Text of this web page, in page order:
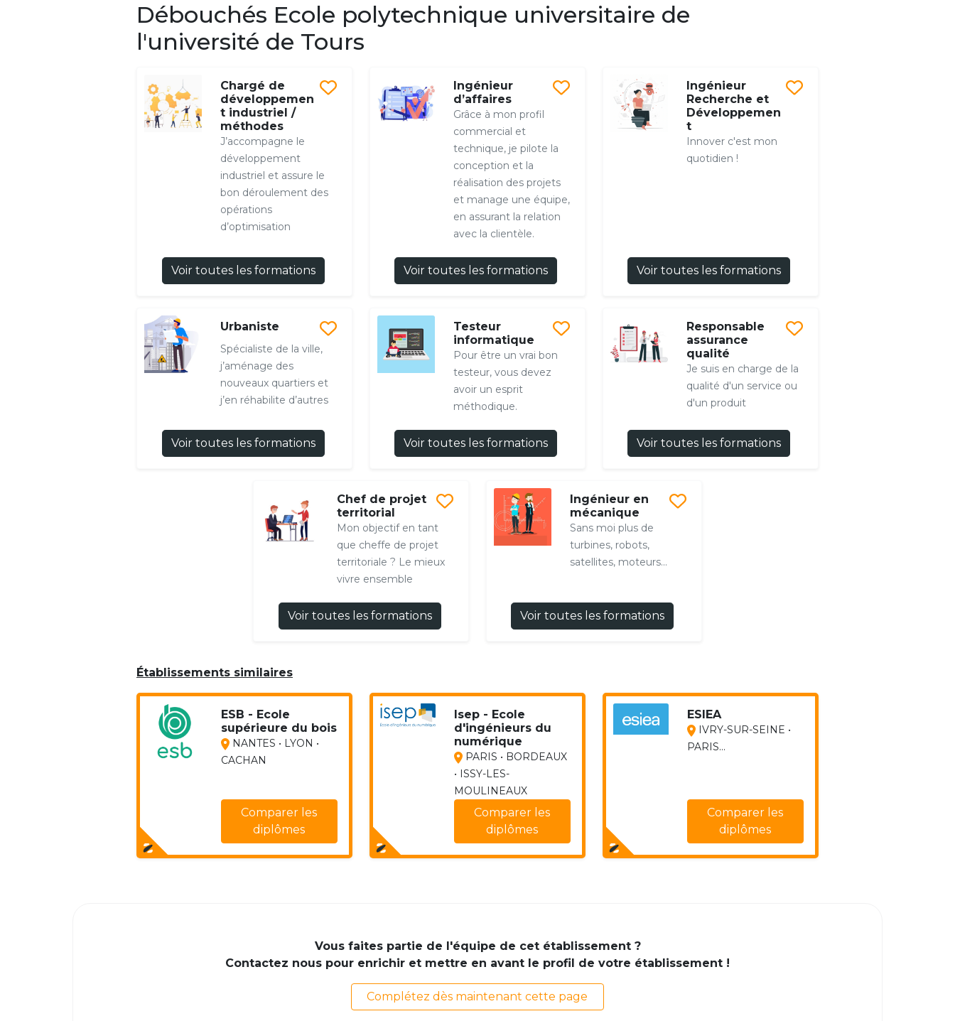
Débouchés Ecole polytechnique universitaire de
l'université de Tours
Chargé de
développemen
t industriel /
méthodes
J’accompagne le
développement
industriel et assure le
bon déroulement des
opérations
d’optimisation
Voir toutes les formations
Ingénieur
d’affaires
Grâce à mon profil
commercial et
technique, je pilote la
conception et la
réalisation des projets
et manage une équipe,
en assurant la relation
avec la clientèle.
Voir toutes les formations
Ingénieur
Recherche et
Développemen
t
Innover c'est mon
quotidien !
Voir toutes les formations
Urbaniste
Spécialiste de la ville,
j’aménage des
nouveaux quartiers et
j’en réhabilite d’autres
Voir toutes les formations
Testeur
informatique
Pour être un vrai bon
testeur, vous devez
avoir un esprit
méthodique.
Voir toutes les formations
Responsable
assurance
qualité
Je suis en charge de la
qualité d'un service ou
d'un produit
Voir toutes les formations
Chef de projet
territorial
Mon objectif en tant
que cheffe de projet
territoriale ? Le mieux
vivre ensemble
Voir toutes les formations
Ingénieur en
mécanique
Sans moi plus de
turbines, robots,
satellites, moteurs...
Voir toutes les formations
Établissements similaires
ESB - Ecole
supérieure du bois
NANTES • LYON •
CACHAN
Comparer les
diplômes
Isep - Ecole
d'ingénieurs du
numérique
PARIS • BORDEAUX
• ISSY-LES-
MOULINEAUX
Comparer les
diplômes
ESIEA
IVRY-SUR-SEINE •
PARIS...
Comparer les
diplômes
Vous faites partie de l'équipe de cet établissement ?
Contactez nous pour enrichir et mettre en avant le profil de votre établissement !
Complétez dès maintenant cette page